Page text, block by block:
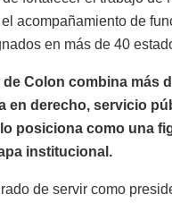
acompañamiento de
en más de 40
de Colon combina más
en derecho, servicio
posiciona como una
institucional.
de servir como